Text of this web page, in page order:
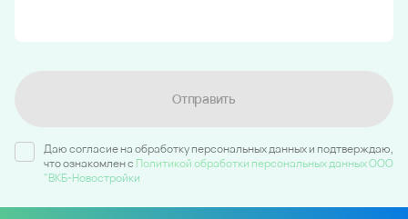
Отправить
Даю согласие на обработку персональных данных и подтверждаю,
что ознакомлен c Политикой обработки персональных данных ООО
"ВКБ-Новостройки